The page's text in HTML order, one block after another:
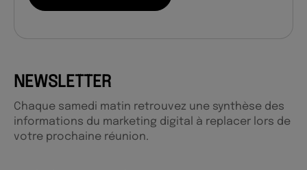
NEWSLETTER
Chaque samedi matin retrouvez une synthèse des
informations du marketing digital à replacer lors de
votre prochaine réunion.